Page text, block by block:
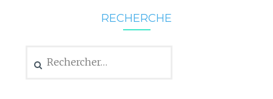
RECHERCHE